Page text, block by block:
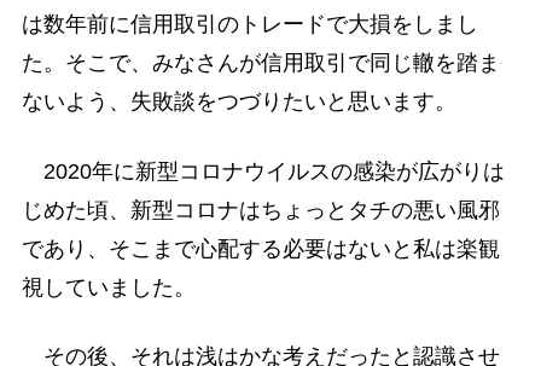
は数年前に信用取引のトレードで大損をしまし
た。そこで、みなさんが信用取引で同じ轍を踏ま
ないよう、失敗談をつづりたいと思います。
2020年に新型コロナウイルスの感染が広がりは
じめた頃、新型コロナはちょっとタチの悪い風邪
であり、そこまで心配する必要はないと私は楽観
視していました。
その後、それは浅はかな考えだったと認識させ